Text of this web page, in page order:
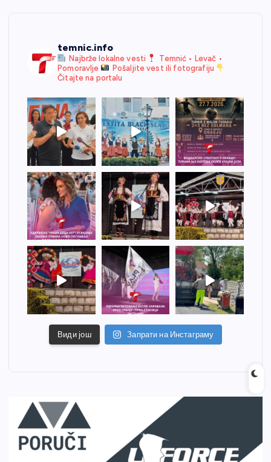
temnic.info
Najbrže lokalne vesti
Temnić • Levač •
Pomoravlje
Pošaljite vest ili fotografiju
Čitajte na portalu
Види још Запрати на Инстаграму